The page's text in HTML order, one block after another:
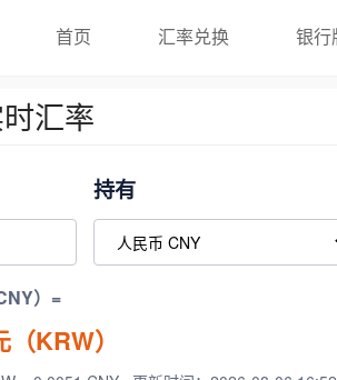
首页 汇率兑换 银行
汇率
持有
）=
KRW）